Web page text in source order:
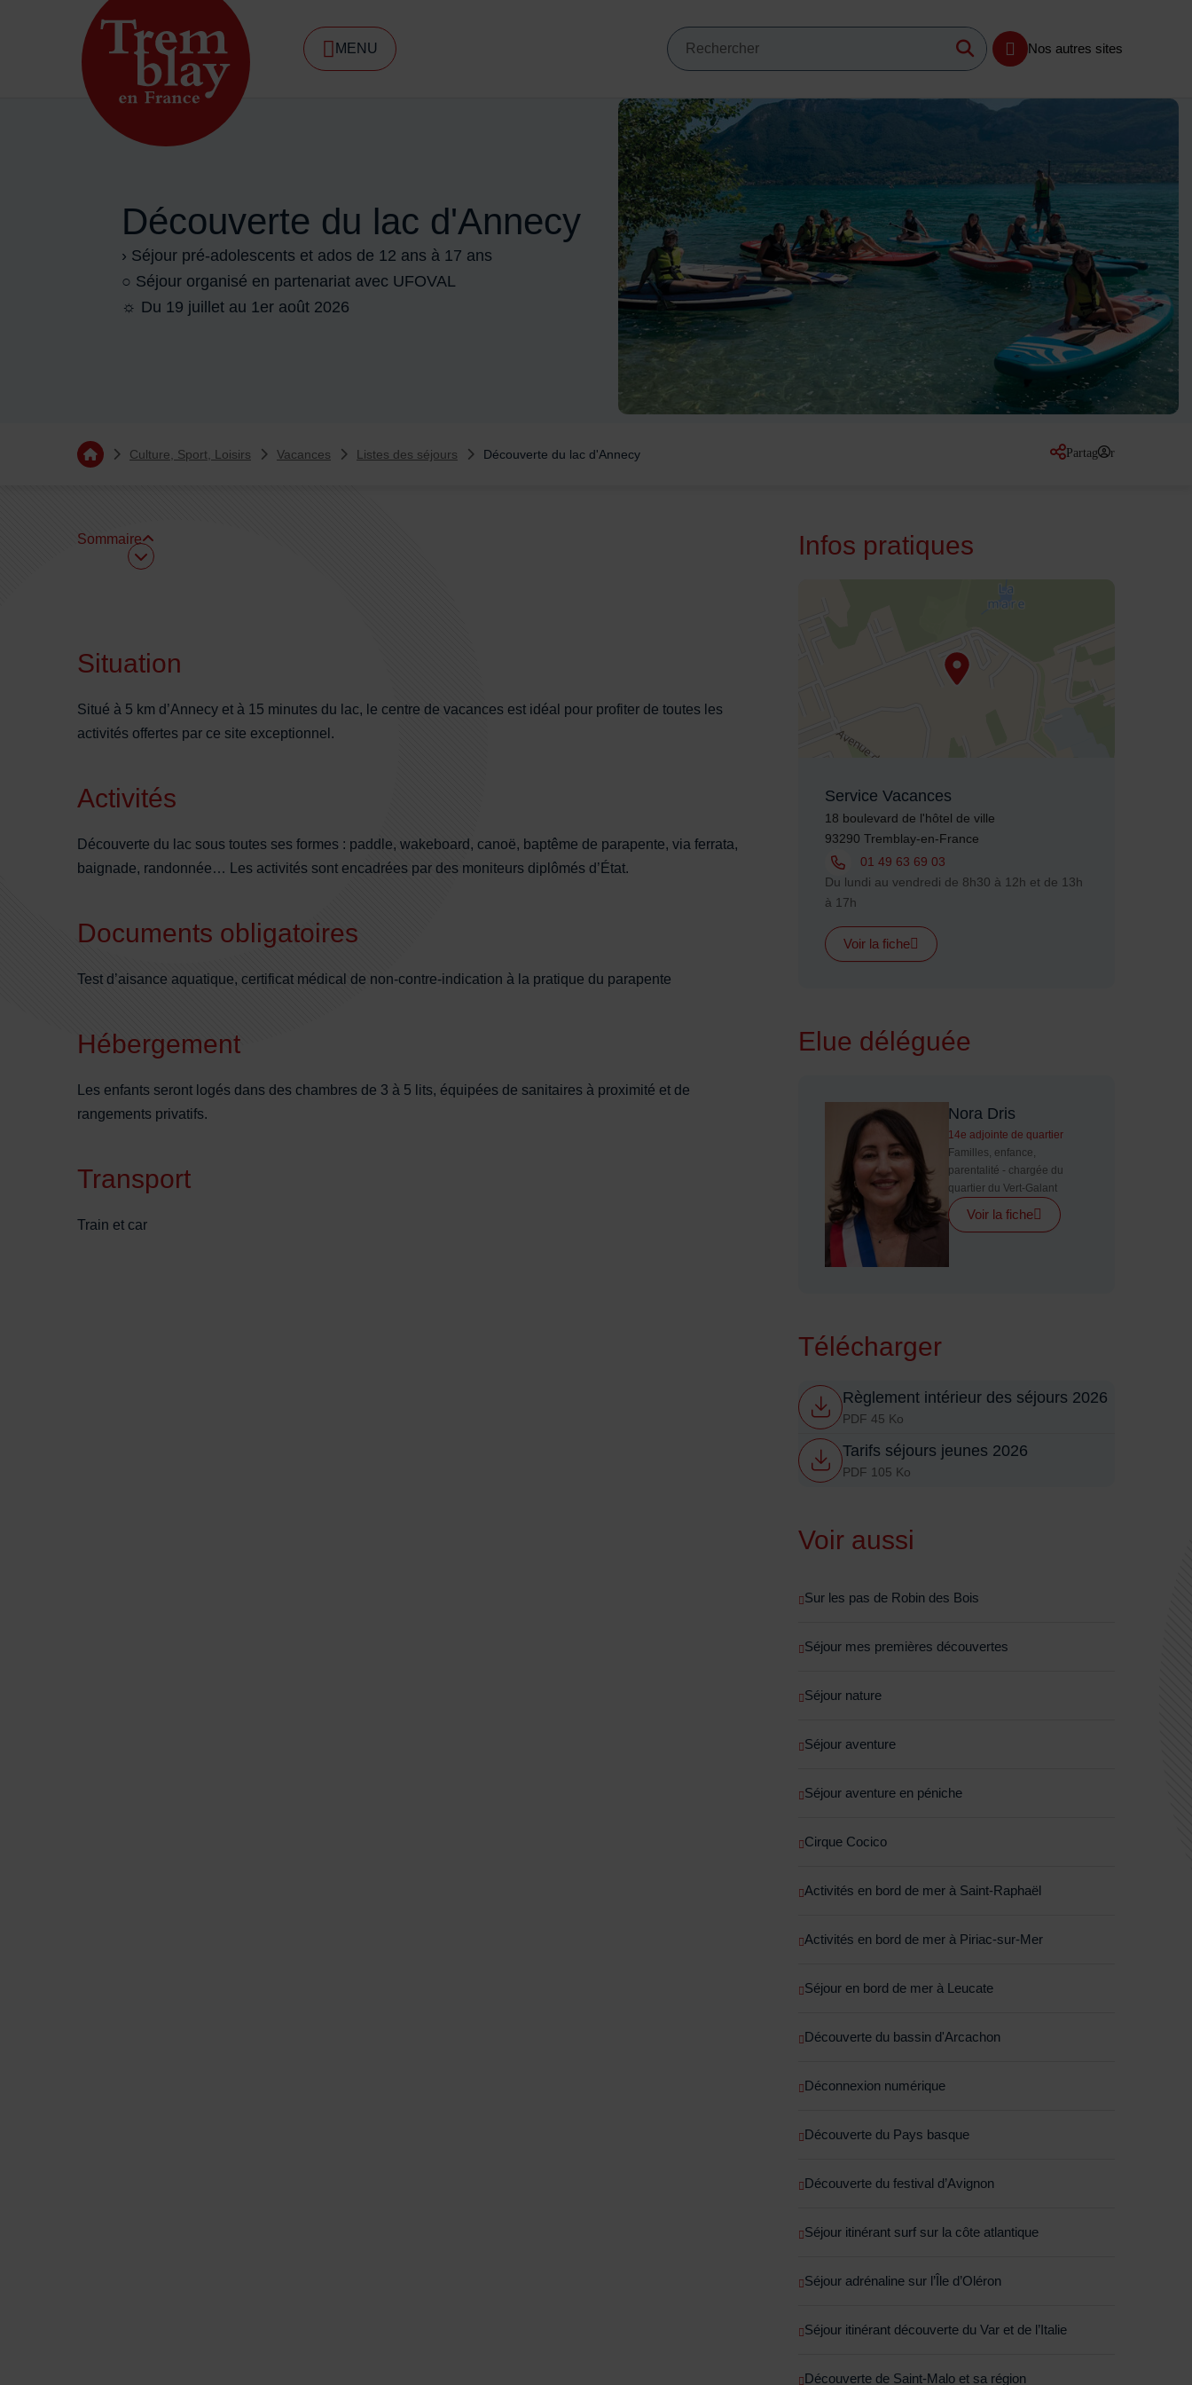
Menu de raccourcis
Accueil ville de Tremblay-en-France
MENU
DE NAVIGATION PRINCIPALE Recherche
Mots clés de minimum 3 caractères Lancer la recherche
Nos autres sites
Découverte du lac d'Annecy
› Séjour pré-adolescents et ados de 12 ans à 17 ans
○ Séjour organisé en partenariat avec UFOVAL
☼ Du 19 juillet au 1er août 2026
Vous êtes ici :
Retourner à l'accueil
Culture, Sport, Loisirs Vacances Listes des séjours Découverte du lac d'Annecy Partager
sur les réseaux
Sommaire
Sommaire
Situation
Situé à 5 km d’Annecy et à 15 minutes du lac, le centre de vacances est idéal pour profiter de toutes les
activités offertes par ce site exceptionnel.
Activités
Découverte du lac sous toutes ses formes : paddle, wakeboard, canoë, baptême de parapente, via ferrata,
baignade, randonnée… Les activités sont encadrées par des moniteurs diplômés d’État.
Documents obligatoires
Test d’aisance aquatique, certificat médical de non-contre-indication à la pratique du parapente
Hébergement
Les enfants seront logés dans des chambres de 3 à 5 lits, équipées de sanitaires à proximité et de
rangements privatifs.
Transport
Train et car
Infos pratiques
Service Vacances
Adresse :
18 boulevard de l'hôtel de ville
93290 Tremblay-en-France
Tél. :
01 49 63 69 03
Horaires :
Du lundi au vendredi de 8h30 à 12h et de 13h
à 17h
Voir la fiche
Elue déléguée
Nora Dris
14e adjointe de quartier
Familles, enfance,
parentalité - chargée du
quartier du Vert-Galant
Voir la fiche
Télécharger
Règlement intérieur des séjours 2026
PDF 45 Ko
Tarifs séjours jeunes 2026
PDF 105 Ko
Voir aussi
Sur les pas de Robin des Bois
Séjour mes premières découvertes
Séjour nature
Séjour aventure
Séjour aventure en péniche
Cirque Cocico
Activités en bord de mer à Saint-Raphaël
Activités en bord de mer à Piriac-sur-Mer
Séjour en bord de mer à Leucate
Découverte du bassin d'Arcachon
Déconnexion numérique
Découverte du Pays basque
Découverte du festival d’Avignon
Séjour itinérant surf sur la côte atlantique
Séjour adrénaline sur l’Île d’Oléron
Séjour itinérant découverte du Var et de l’Italie
Découverte de Saint-Malo et sa région